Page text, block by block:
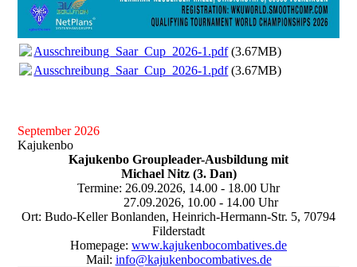
Ausschreibung_Saar_Cup_2026-1.pdf(3.67MB)
Ausschreibung_Saar_Cup_2026-1.pdf(3.67MB)
September 2026
Kajukenbo
Kajukenbo Groupleader-Ausbildung mit
Michael Nitz (3. Dan)
Termine: 26.09.2026, 14.00 - 18.00 Uhr
27.09.2026, 10.00 - 14.00 Uhr
Ort: Budo-Keller Bonlanden, Heinrich-Hermann-Str. 5, 70794
Filderstadt
Homepage: www.kajukenbocombatives.de
Mail: info@kajukenbocombatives.de